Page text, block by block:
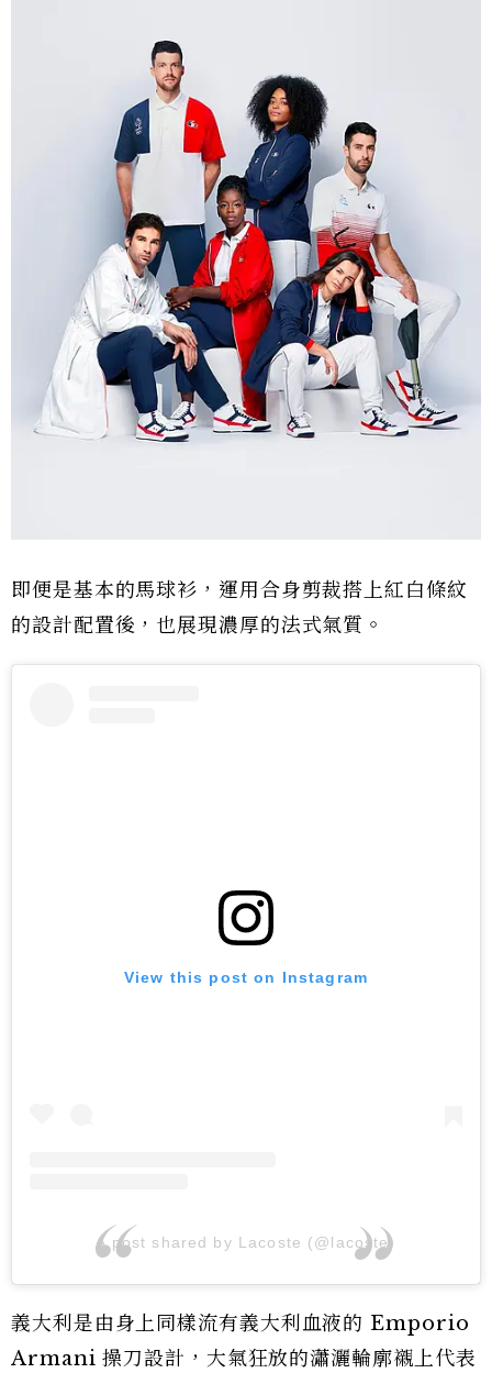
即便是基本的馬球衫，運用合身剪裁搭上紅白條紋
的設計配置後，也展現濃厚的法式氣質。
View this post on Instagram
A post shared by Lacoste (@lacoste)
義大利是由身上同樣流有義大利血液的 Emporio
Armani 操刀設計，大氣狂放的瀟灑輪廓襯上代表